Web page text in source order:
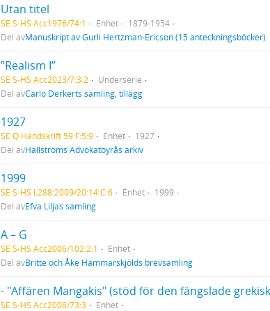
Utan titel
SE S-HS Acc1976/74:1 Enhet
1879-1954
Del avManuskript av Gurli Hertzman-Ericson (15 anteckningsböcker)
”Realism I”
SE S-HS Acc2023/7:3:2
Underserie
Del avCarlo Derkerts samling, tillägg
1927
SE Q Handskrift 59:F:5:9 Enhet
1927
Del avHallströms Advokatbyrås arkiv
1999
SE S-HS L288:2009/20:14:C:6 Enhet
1999
Del avEfva Liljas samling
A – G
SE S-HS Acc2006/102:2:1
Enhet
Del avBritte och Åke Hammarskjölds brevsamling
- "Affären Mangakis" (stöd för den fängslade
SE S-HS Acc2008/73:3
Enhet